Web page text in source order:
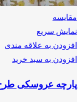
مقايسه
نمایش سریع
افزودن به علاقه مندی
افزودن به سبد خرید
پارچه عروسکی